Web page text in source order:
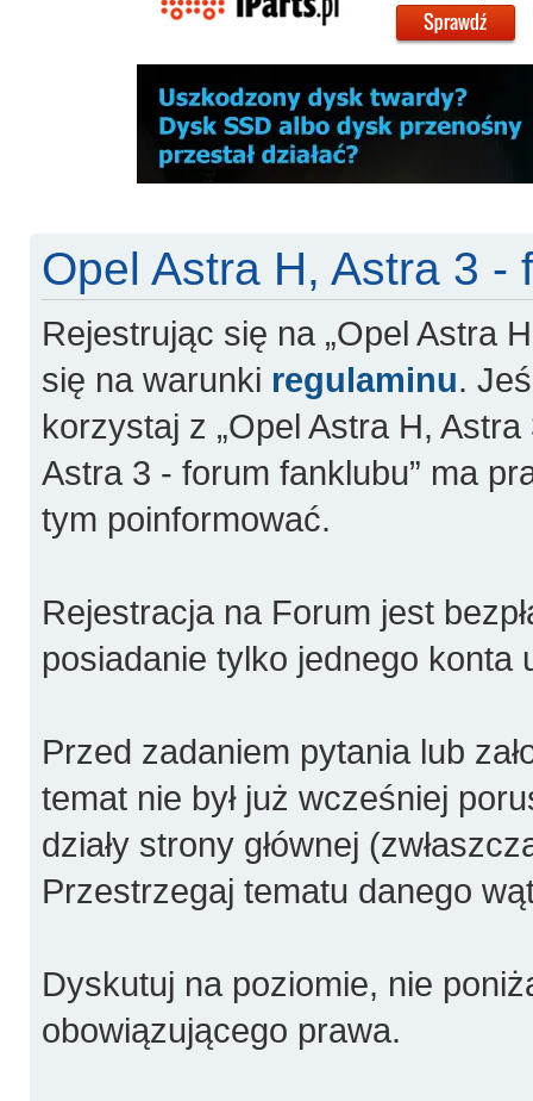
Opel Astra H, Astra 3 -
Rejestrując się na „Opel Astra
się na warunki regulaminu.
korzystaj z „Opel Astra H,
Astra 3 - forum fanklubu” ma
tym poinformować.
Rejestracja na Forum jest
posiadanie tylko jednego konta
Przed zadaniem pytania lub
temat nie był już wcześniej
działy strony głównej
Przestrzegaj tematu danego
Dyskutuj na poziomie, nie
obowiązującego prawa.